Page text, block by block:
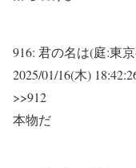
916: 君の名は(庭:東
2025/01/16(木)
>>912
本物だ